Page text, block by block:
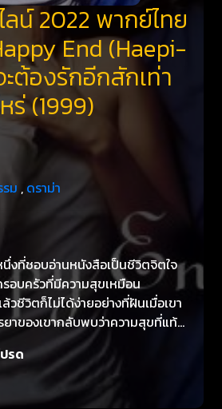
น์ 2022 พากย์ไทย
End (Haepi-
ต้องรักอีกสักเท่า
ร่ (1999)
ม , ดราม่า
งที่ชอบอ่านหนังสือเป็นชีวิตจิตใจ
อบครัวที่มีความสุขเหมือน
วชีวิตก็ไม่ได้ง่ายอย่างที่ฝันเมื่อเขา
าของเขากลับพบว่าความสุขที่แท้
มพันธ์ลับ ๆ กับ อดีตแฟนหนุ่ม หลัง
ายเป็นเส้นขนานที่ยากจะสมานกัน
ทนที่นับวันจะเริ่มน้อยลงไปทุกที
แค้นและจุดจบที่ไม่มีใครคาดคิด
รด